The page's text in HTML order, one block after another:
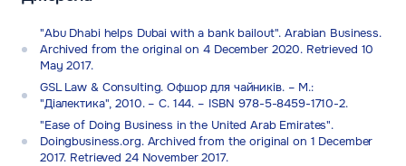
"Abu Dhabi helps Dubai with a bank bailout". Arabian Business.
Archived from the original on 4 December 2020. Retrieved 10
May 2017.
GSL Law & Consulting. Офшор для чайників. – М.:
"Діалектика", 2010. – С. 144. – ISBN 978-5-8459-1710-2.
"Ease of Doing Business in the United Arab Emirates".
Doingbusiness.org. Archived from the original on 1 December
2017. Retrieved 24 November 2017.